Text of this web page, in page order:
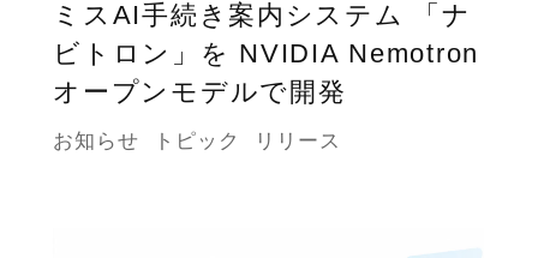
ミスAI手続き案内システム 「ナ
ビトロン」を NVIDIA Nemotron
オープンモデルで開発
お知らせ トピック リリース